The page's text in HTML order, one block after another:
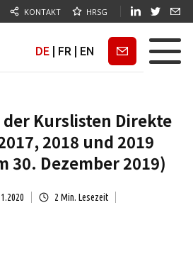
KONTAKT HRSG
DE FR EN Newsletter
Kurslisten Direkte
2018 und 2019
30. Dezember 2019)
2 Min. Lesezeit